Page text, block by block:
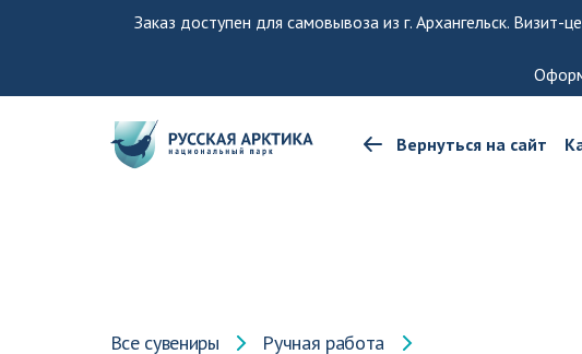
Заказ доступен для самовывоза из г. Архангельск.
Вернуться на сайт
Все сувениры Ручная работа